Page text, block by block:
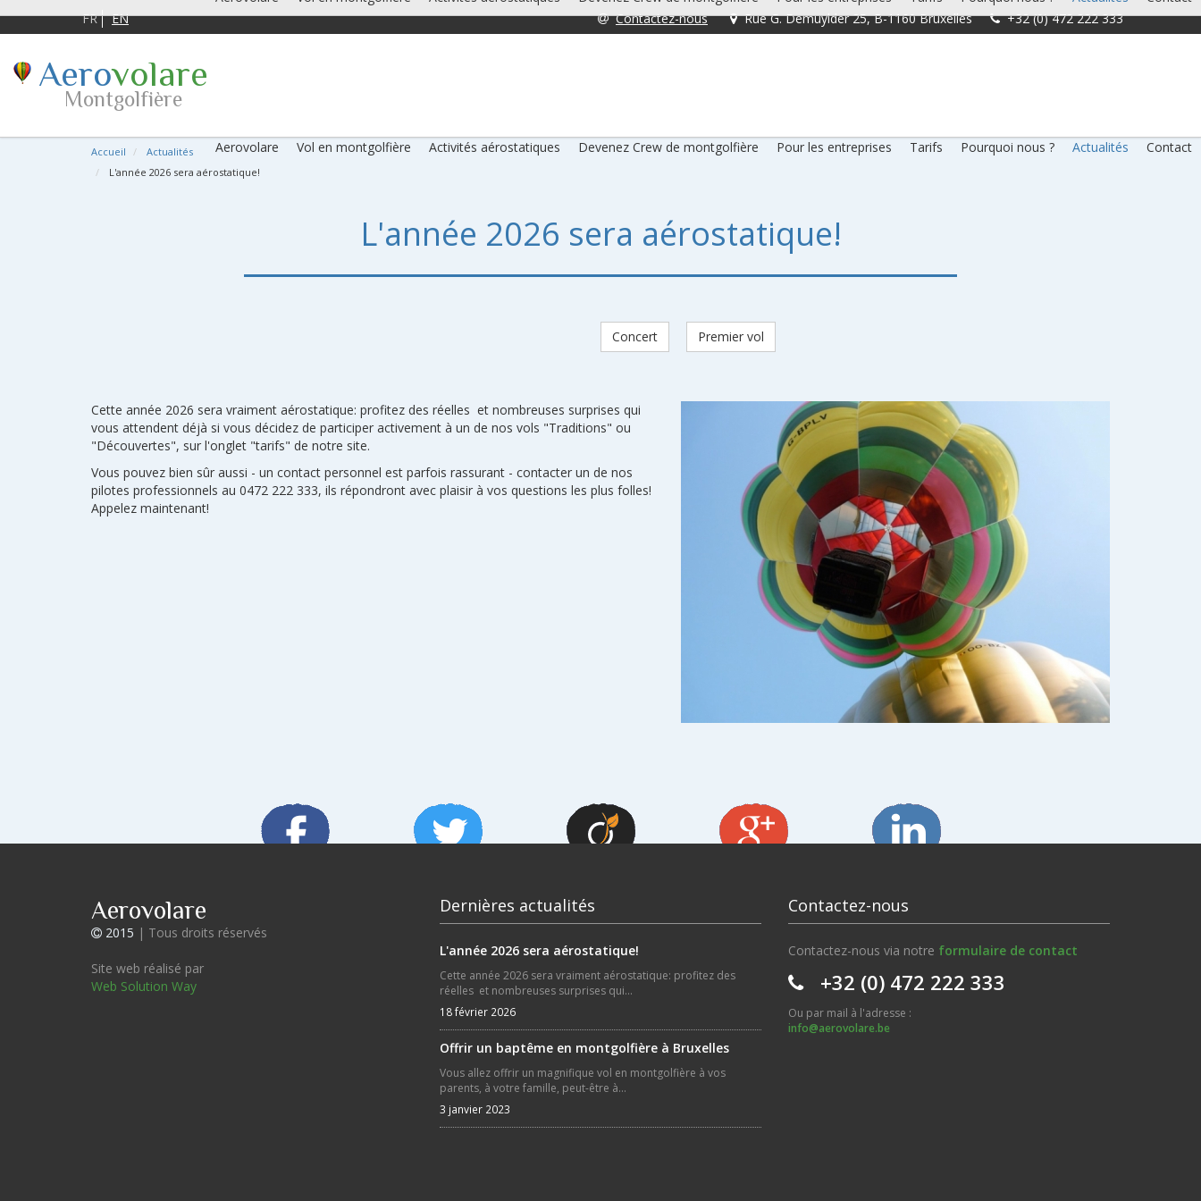
FR EN Contactez-nous Rue G. Demuylder 25, B-1160 Bruxelles +32 (0) 472 222 333
Aerovolare
Montgolfière
Aerovolare Vol en montgolfière Activités aérostatiques Devenez Crew de montgolfière Pour les entreprises Tarifs Pourquoi nous ? Actualités Contact
Accueil
Actualités
L'année 2026 sera aérostatique!
L'année 2026 sera aérostatique!
Concert Premier vol
Cette année 2026 sera vraiment aérostatique: profitez des réelles et nombreuses surprises qui
vous attendent déjà si vous décidez de participer activement à un de nos vols "Traditions" ou
"Découvertes", sur l'onglet "tarifs" de notre site.
Vous pouvez bien sûr aussi - un contact personnel est parfois rassurant - contacter un de nos
pilotes professionnels au 0472 222 333, ils répondront avec plaisir à vos questions les plus folles!
Appelez maintenant!
Aerovolare
2015 | Tous droits réservés
Site web réalisé par
Web Solution Way
Dernières actualités
L'année 2026 sera aérostatique!
Cette année 2026 sera vraiment aérostatique: profitez des
réelles et nombreuses surprises qui...
18 février 2026
Offrir un baptême en montgolfière à Bruxelles
Vous allez offrir un magnifique vol en montgolfière à vos
parents, à votre famille, peut-être à...
3 janvier 2023
Contactez-nous
Contactez-nous via notre formulaire de contact
+32 (0) 472 222 333
Ou par mail à l'adresse :
info@aerovolare.be